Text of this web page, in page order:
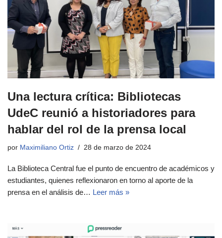
Una lectura crítica: Bibliotecas
UdeC reunió a historiadores para
hablar del rol de la prensa local
por Maximiliano Ortiz 28 de marzo de 2024
La Biblioteca Central fue el punto de encuentro de académicos y
estudiantes, quienes reflexionaron en torno al aporte de la
prensa en el análisis de… Leer más »